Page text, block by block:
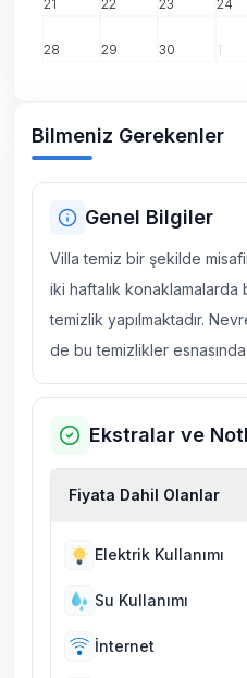
21 22 23 24
28 29 30 1
Bilmeniz Gerekenler
Genel Bilgiler
Villa temiz bir şekilde
iki haftalık konaklamalarda
temizlik yapılmaktadır.
de bu temizlikler esnasında
Ekstralar ve
Fiyata Dahil Olanlar
Elektrik Kullanımı
Su Kullanımı
İnternet